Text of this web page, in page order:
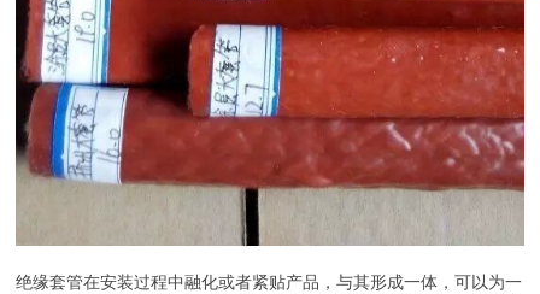
绝缘套管在安装过程中融化或者紧贴产品，与其形成一体，可以为一